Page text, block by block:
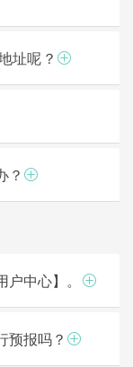
址呢？
？
中心】。
预报吗？